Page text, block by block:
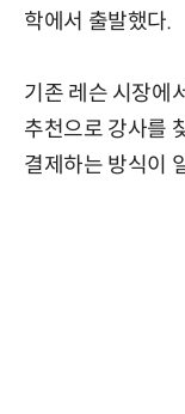
학에서 출발했다.
기존 레슨 시장에
추천으로 강사를
결제하는 방식이